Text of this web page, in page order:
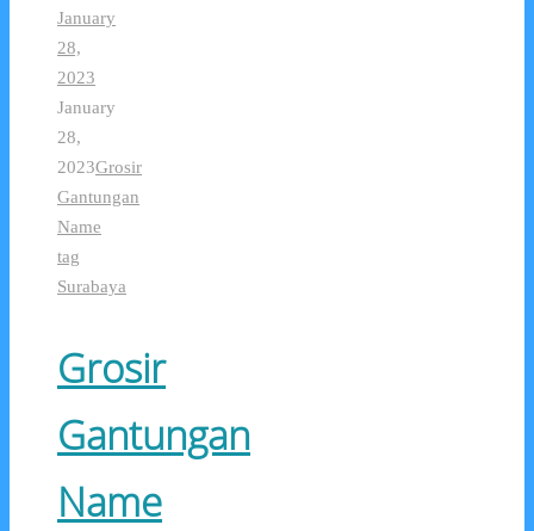
January
28,
2023
January
28,
2023Grosir
Gantungan
Name
tag
Surabaya
Grosir
Gantungan
Name